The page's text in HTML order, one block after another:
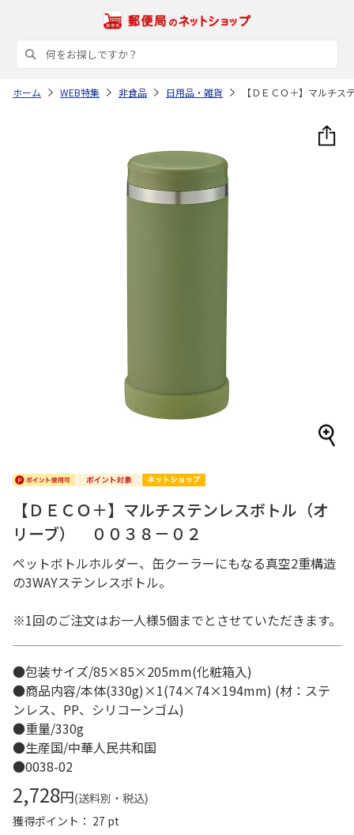
ホーム WEB特集 非食品 日用品・雑貨 【ＤＥＣＯ＋】マルチ
【ＤＥＣＯ＋】マルチステンレスボトル（オ
リーブ） ００３８－０２
ペットボトルホルダー、缶クーラーにもなる真空2重構造
の3WAYステンレスボトル。
※1回のご注文はお一人様5個までとさせていただきます。
●包装サイズ/85×85×205mm(化粧箱入)
●商品内容/本体(330g)×1(74×74×194mm) (材：ステ
ンレス、PP、シリコーンゴム)
●重量/330g
●生産国/中華人民共和国
●0038-02
2,728円(送料別・税込)
獲得ポイント： 27 pt